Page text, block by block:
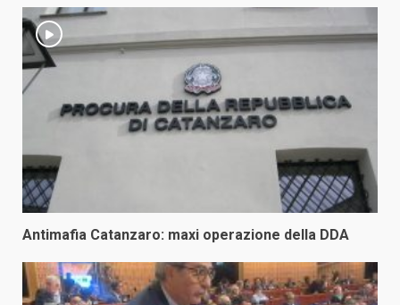
Antimafia Catanzaro: maxi operazione della DDA